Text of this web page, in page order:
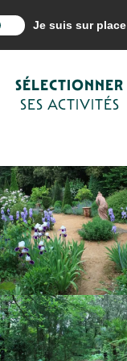
Je suis sur place
SÉLECTIONNER
SES ACTIVITÉS
Les Jardins de Cadiot